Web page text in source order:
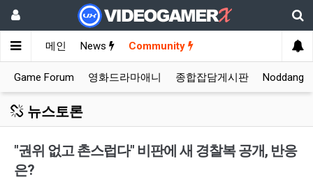
메인 News Community
Game Forum 영화드라마애니 종합잡담게시판 Noddang
뉴스토론
"권위 없고 촌스럽다" 비판에 새 경찰복 공개, 반응
은?